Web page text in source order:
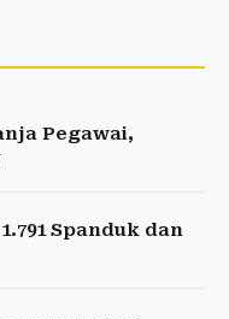
Pegawai,
Spanduk dan